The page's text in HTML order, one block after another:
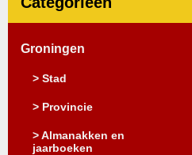
Groningen
> Stad
> Provincie
> Almanakken en
jaarboeken